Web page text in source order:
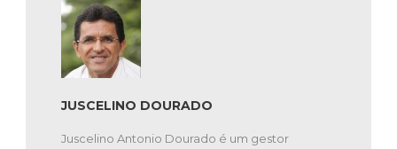
JUSCELINO DOURADO
Juscelino Antonio Dourado é um gestor